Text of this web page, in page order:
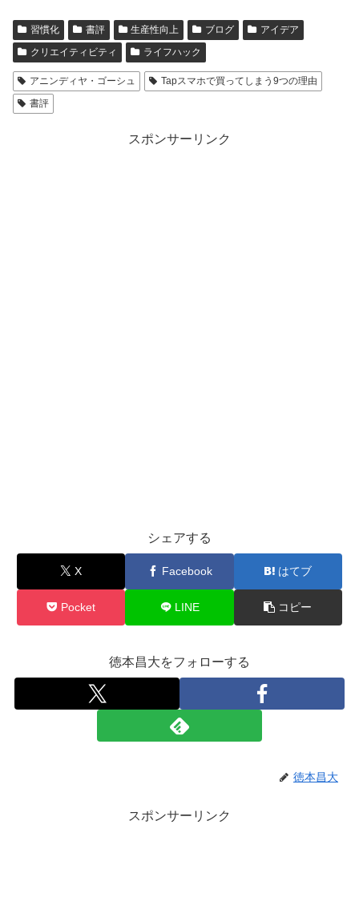
習慣化 書評 生産性向上 ブログ
アイデア
クリエイティビティ
ライフハック
アニンディヤ・ゴーシュ
Tapスマホで買ってしまう9つの理由
書評
スポンサーリンク
シェアする
X Facebook はてブ
Pocket LINE コピー
徳本昌大をフォローする
徳本昌大
スポンサーリンク